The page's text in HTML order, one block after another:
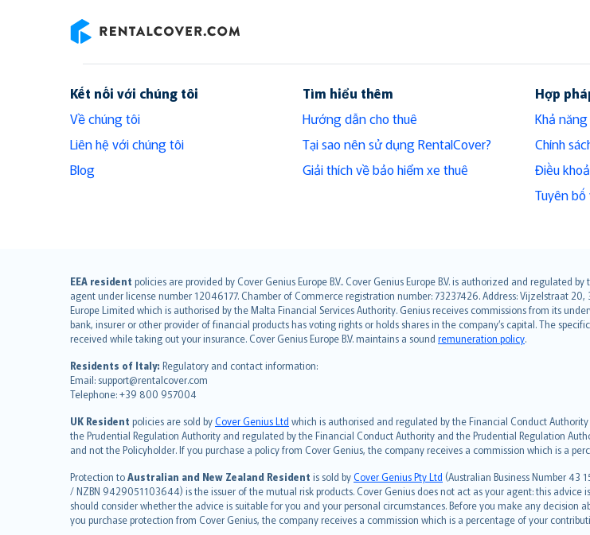
Kết nối với chúng tôi
Về chúng tôi
Liên hệ với chúng tôi
Blog
Tìm hiểu thêm
Hướng dẫn cho thuê
Tại sao nên sử dụng RentalCover?
Giải thích về bảo hiểm xe thuê
Hợp
Khả
Chính
Điều
Tuyên
EEA resident policies are provided by Cover Genius Europe B.V.. Cover Genius Europe B.V. is authorized and
agent under license number 12046177. Chamber of Commerce registration number: 73237426. Address: Vijzelstraat
Europe Limited which is authorised by the Malta Financial Services Authority. Genius receives commissions from its
bank, insurer or other provider of financial products has voting rights or holds shares in the company’s capital. The
received while taking out your insurance. Cover Genius Europe B.V. maintains a sound remuneration policy.
Residents of Italy: Regulatory and contact information:
Email: support@rentalcover.com
Telephone: +39 800 957004
UK Resident policies are sold byCover Genius Ltd which is authorised and regulated by the Financial Conduct
the Prudential Regulation Authority and regulated by the Financial Conduct Authority and the Prudential Regulation
and not the Policyholder. If you purchase a policy from Cover Genius, the company receives a commission which is a
Protection toAustralian and New Zealand Resident is sold byCover Genius Pty Ltd (Australian Business Number 43
/ NZBN 9429051103644) is the issuer of the mutual risk products. Cover Genius does not act as your agent: this
should consider whether the advice is suitable for you and your personal circumstances. Before you make any decision
you purchase protection from Cover Genius, the company receives a commission which is a percentage of your
English (UK)
English (US)
Deutsch
français
Nederlands
español
italiano
简体中文
繁體中文
Português
polski
עברית
Português
svenska